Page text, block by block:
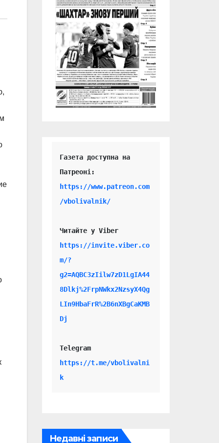
Газета доступна на
https://www.patreon.com
/vbolivalnik/
Читайте у Viber
https://invite.viber.co
m/?
g2=AQBC3zIilw7zD1LgIA44
8Dlkj%2FrpNWkx2NzsyX4Qg
LIn9HbaFrR%2B6nXBgCaKMB
Dj
Telegram
https://t.me/vbolivalni
k
Недавні записи